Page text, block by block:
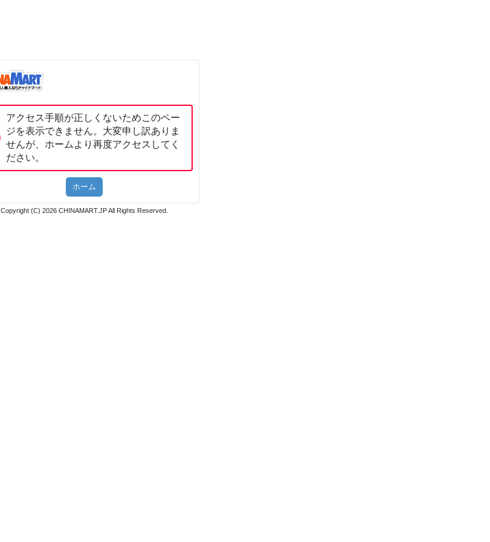
アクセス手順が正しくないためこのペー
ジを表示できません。大変申し訳ありま
せんが、ホームより再度アクセスしてく
ださい。
Copyright (C) 2026 CHINAMART.JP All Rights Reserved.